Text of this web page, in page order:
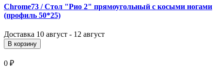
Chrome73 / Стол "Рио 2" прямоугольный с косыми ногами
(профиль 50*25)
Доставка 10 август - 12 август
В корзину
0 ₽